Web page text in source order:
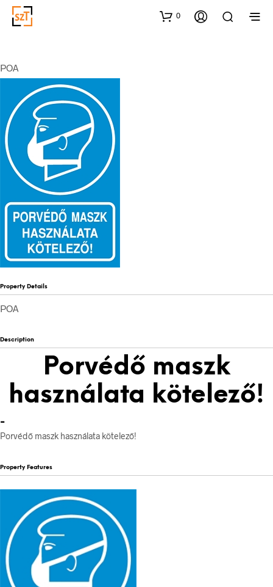
0
POA
Property Details
POA
Description
Porvédő maszk
használata kötelező!
-
Porvédő maszk használata kötelező!
Property Features